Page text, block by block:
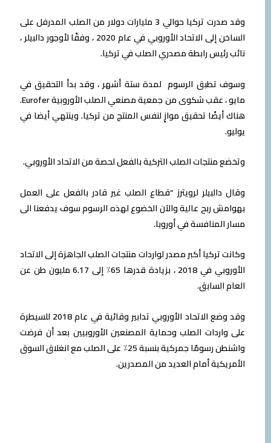
وقد صدرت تركيا حوالي 3 مليارات دولار من الصلب المدرفل على
الساخن إلى الاتحاد الأوروبي في عام 2020 ، وفقًا لأوجور دالبيلر ،
نائب رئيس رابطة مصدري الصلب في تركيا.
وسوف تطبق الرسوم لمدة ستة أشهر ، وقد بدأ التحقيق في
مايو ، عقب شكوى من جمعية مصنعي الصلب الأوروبية Eurofer.
هناك أيضًا تحقيق موازٍ لنفس المنتج من تركيا. وينتهي أيضا في
يوليو.
وتخضع منتجات الصلب التركية بالفعل لحصة من الاتحاد الأوروبي.
وقال دالبيلر لرويترز “قطاع الصلب غير قادر بالفعل على العمل
بهوامش ربح عالية والآن الخضوع لهذه الرسوم سوف يدفعنا الى
مسار المنافسة في أوروبا.
وكانت تركيا أكبر مصدر لواردات منتجات الصلب الجاهزة إلى الاتحاد
الأوروبي في 2018 ، بزيادة قدرها 65٪ إلى 6.17 مليون طن عن
العام السابق.
وقد وضع الاتحاد الأوروبي تدابير وقائية في عام 2018 للسيطرة
على واردات الصلب وحماية المصنعين الأوروبيين بعد أن فرضت
واشنطن رسومًا جمركية بنسبة 25٪ على الصلب مع انغلاق السوق
الأمريكية أمام العديد من المصدرين.